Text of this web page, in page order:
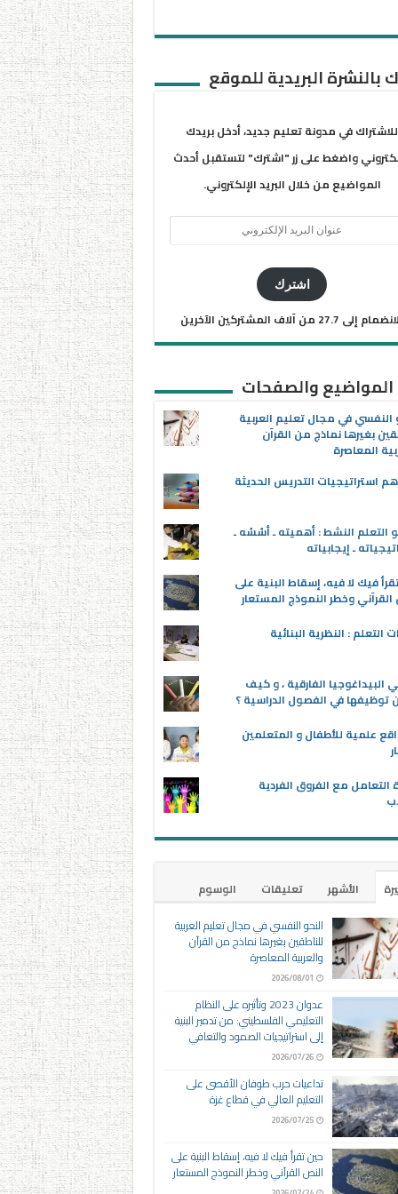
بالنشرة البريدية للموقع
للاشتراك في مدونة تعليم جديد، أدخل بريدك
واضغط على زر "اشترك" لتستقبل أحدث
المواضيع من خلال البريد الإلكتروني.
اشترك
إلى 27.7 من آلاف المشتركين الآخرين
المواضيع والصفحات
النفسي في مجال تعليم العربية
بغيرها نماذج من القرآن
المعاصرة
استراتيجيات التدريس الحديثة
التعلم النشط : أهميته ـ أسُسُه ـ
ـ إيجابياته
فيك لا فيه، إسقاط البنية على
وخطر النموذج المستعار
التعلم : النظرية البنائية
البيداغوجيا الفارقية ، و كيف
توظيفها في الفصول الدراسية ؟
علمية للأطفال و المتعلمين
التعامل مع الفروق الفردية
الأشهر تعليقات
الوسوم
النحو النفسي في مجال تعليم العربية
للناطقين بغيرها نماذج من القرآن
والعربية المعاصرة
2026/08/01
عدوان 2023 وتأثيره على النظام
التعليمي الفلسطيني: من تدمير البنية
إلى استراتيجيات الصمود والتعافي
2026/07/26
تداعيات حرب طوفان الأقصى على
التعليم العالي في قطاع غزة
2026/07/25
حين تقرأ فيك لا فيه، إسقاط البنية على
النص القرآني وخطر النموذج المستعار